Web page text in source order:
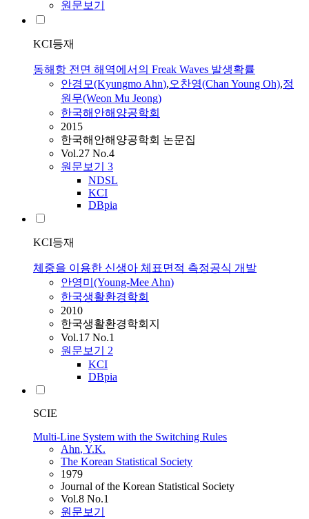
원문보기
KCI등재
동해항 전면 해역에서의 Freak Waves 발생확률
안경모(KyungmoAhn),오찬영(Chan Young Oh),정
원무(Weon Mu Jeong)
한국해안해양공학회
2015
한국해안해양공학회 논문집
Vol.27 No.4
원문보기 3
NDSL
KCI
DBpia
KCI등재
체중을 이용한 신생아 체표면적 측정공식 개발
안영미(Young-MeeAhn)
한국생활환경학회
2010
한국생활환경학회지
Vol.17 No.1
원문보기 2
KCI
DBpia
SCIE
Multi-Line System with the Switching Rules
Ahn, Y.K.
The Korean Statistical Society
1979
Journal of the Korean Statistical Society
Vol.8 No.1
원문보기